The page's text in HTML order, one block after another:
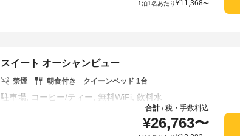
1泊1名あたり¥11,368〜
スイート オーシャンビュー
禁煙 朝食付き クイーンベッド 1台
合計/税・手数料込
¥26,763〜